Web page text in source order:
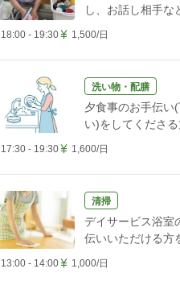
し、お話し相手な
18:00 - 19:30 1,500/日
洗い物・配膳
夕食事のお手伝い
い)をしてくださる
17:30 - 19:30 1,600/日
清掃
デイサービス浴室
伝いいただける方
13:00 - 14:00 1,000/日